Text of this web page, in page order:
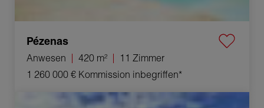
Pézenas
Anwesen 420 m²
11 Zimmer
1 260 000 € Kommission inbegriffen*
Verkauf Appartement Chilly 3 Zimmer 57 m²